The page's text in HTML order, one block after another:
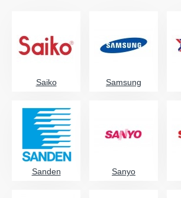
Saiko Samsung
Sanden Sanyo